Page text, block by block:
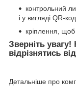
контрольний
і у вигляді QR-
кріплення, щоб
Зверніть увагу!
відрізнятись
Детальніше про